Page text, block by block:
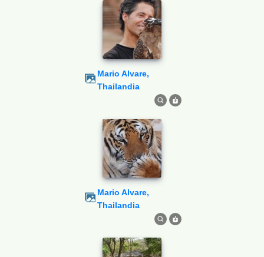
Mario Alvare,
Thailandia
Mario Alvare,
Thailandia